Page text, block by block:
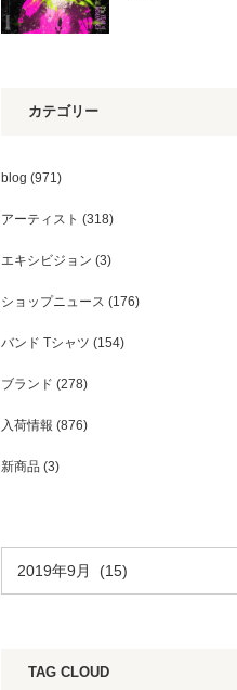
カテゴリー
blog (971)
アーティスト (318)
エキシビジョン (3)
ショップニュース (176)
バンド Tシャツ (154)
ブランド (278)
入荷情報 (876)
新商品 (3)
TAG CLOUD